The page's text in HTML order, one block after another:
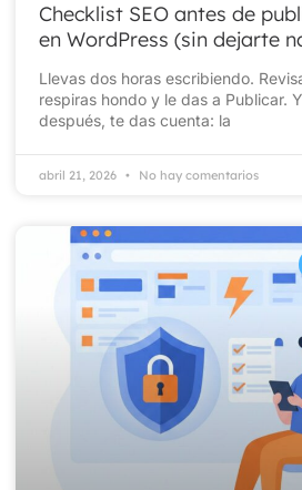
Checklist SEO antes de
en WordPress (sin dejarte
Llevas dos horas escribiendo.
respiras hondo y le das a Publicar.
después, te das cuenta: la
abril 21, 2026 No hay comentarios